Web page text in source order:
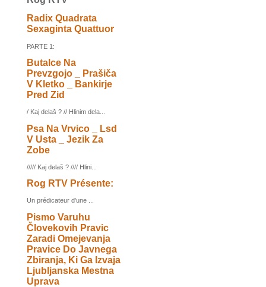
Radix Quadrata
Sexaginta Quattuor
PARTE 1:
Butalce Na
Prevzgojo _ Prašiča
V Kletko _ Bankirje
Pred Zid
/ Kaj delaš ? // Hlinim dela...
Psa Na Vrvico _ Lsd
V Usta _ Jezik Za
Zobe
///// Kaj delaš ? //// Hlini...
Rog RTV Présente:
Un prédicateur d'une ...
Pismo Varuhu
Človekovih Pravic
Zaradi Omejevanja
Pravice Do Javnega
Zbiranja, Ki Ga Izvaja
Ljubljanska Mestna
Uprava